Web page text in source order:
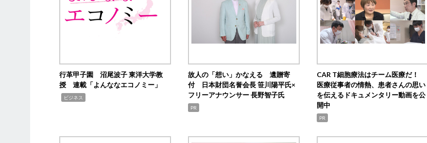
行革甲子園 沼尾波子 東洋大学教
授 連載「よんななエコノミー」
ビジネス
故人の「想い」かなえる 遺贈寄
付 日本財団名誉会長 笹川陽平氏×
フリーアナウンサー 長野智子氏
PR
CAR T細胞療法はチーム医療だ！
医療従事者の情熱、患者さんの思い
を伝えるドキュメンタリー動画を公
開中
PR